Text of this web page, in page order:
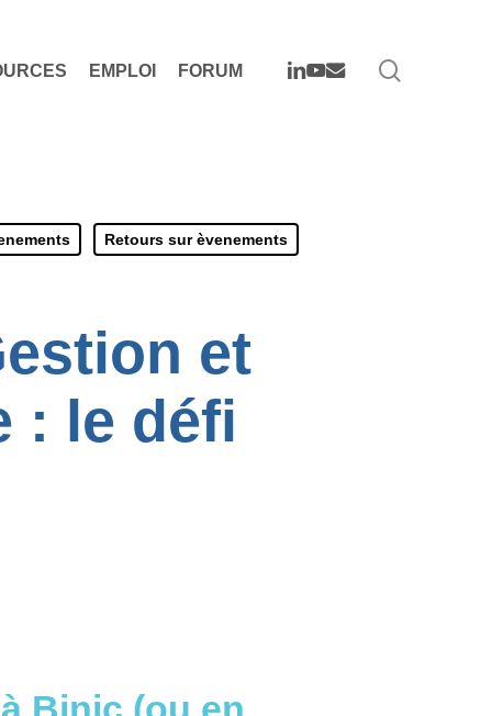
EMPLOI FORUM LINKEDIN
YOUTUBE
EMAIL
Retours sur èvenements
et
: le défi